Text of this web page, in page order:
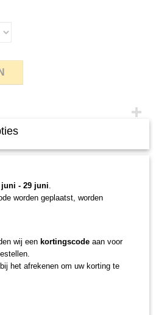
QUICK CONNECTOR s6
ronnie rig onderlijnen. Hoge kwaliteit en
een lange levensduur en
Sinkers wenst je veel
onze producte!
juni - 29 juni.
worden geplaatst, worden
wij een kortingscode aan voor
bij het afrekenen om uw korting te